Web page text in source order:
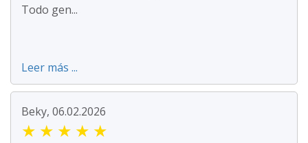
Todo gen...
Leer más ...
Beky, 06.02.2026
★ ★ ★ ★ ★